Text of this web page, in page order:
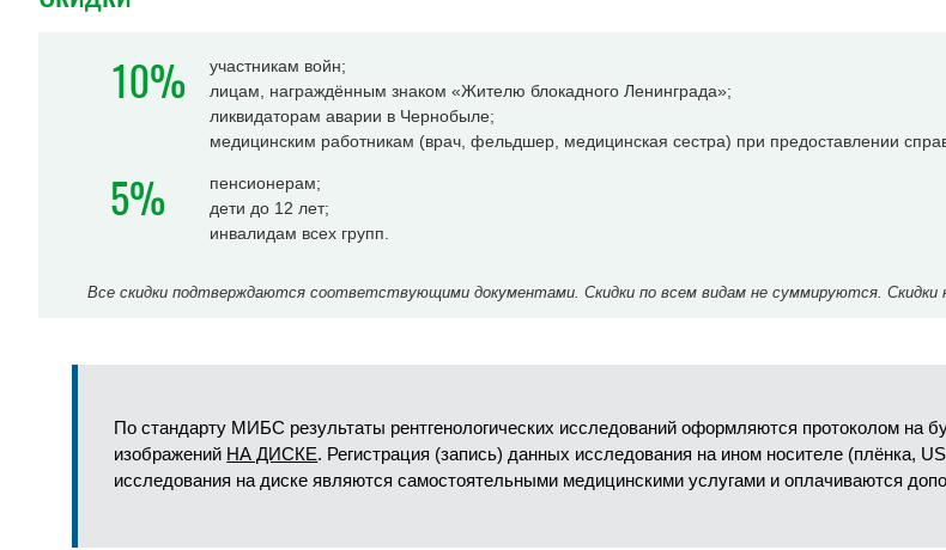
10%
участникам войн;
лицам, награждённым знаком «Жителю блокадного Ленинграда»;
ликвидаторам аварии в Чернобыле;
медицинским работникам (врач, фельдшер, медицинская сестра) при предоставлении
5%
пенсионерам;
дети до 12 лет;
инвалидам всех групп.
Все скидки подтверждаются соответствующими документами. Скидки по всем видам не суммируются.
По стандарту МИБС результаты рентгенологических исследований оформляются протоколом на
изображений НА ДИСКЕ. Регистрация (запись) данных исследования на ином носителе (плёнка,
исследования на диске являются самостоятельными медицинскими услугами и оплачиваются